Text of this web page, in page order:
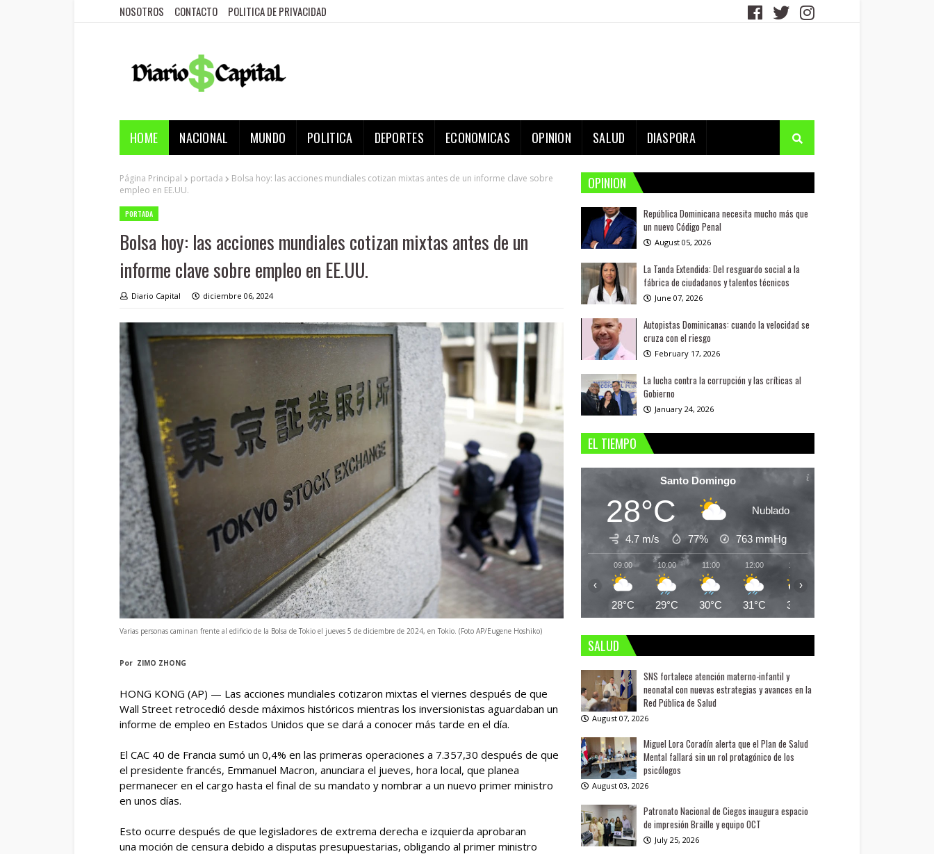
NOSOTROS CONTACTO POLITICA DE PRIVACIDAD
HOME NACIONAL MUNDO POLITICA DEPORTES ECONOMICAS OPINION SALUD DIASPORA
Página Principal portada
Bolsa hoy: las acciones mundiales cotizan mixtas antes de un informe clave sobre
empleo en EE.UU.
PORTADA
Bolsa hoy: las acciones mundiales cotizan mixtas antes de un
informe clave sobre empleo en EE.UU.
Diario Capital diciembre 06, 2024
Varias personas caminan frente al edificio de la Bolsa de Tokio el jueves 5 de diciembre de 2024, en Tokio. (Foto AP/Eugene Hoshiko)
Por ZIMO ZHONG
HONG KONG (AP) — Las acciones mundiales cotizaron mixtas el viernes después de que
Wall Street retrocedió desde máximos históricos mientras los inversionistas aguardaban un
informe de empleo en Estados Unidos que se dará a conocer más tarde en el día.
El CAC 40 de Francia sumó un 0,4% en las primeras operaciones a 7.357,30 después de que
el presidente francés, Emmanuel Macron, anunciara el jueves, hora local, que planea
permanecer en el cargo hasta el final de su mandato y nombrar a un nuevo primer ministro
en unos días.
Esto ocurre después de que legisladores de extrema derecha e izquierda aprobaran
una moción de censura debido a disputas presupuestarias, obligando al primer ministro
OPINION
República Dominicana necesita mucho más que
un nuevo Código Penal
August 05, 2026
La Tanda Extendida: Del resguardo social a la
fábrica de ciudadanos y talentos técnicos
June 07, 2026
Autopistas Dominicanas: cuando la velocidad se
cruza con el riesgo
February 17, 2026
La lucha contra la corrupción y las críticas al
Gobierno
January 24, 2026
EL TIEMPO
Santo Domingo
28°C Nublado
4.7 m/s 77% 763 mmHg
09:00
28°C
10:00
29°C
11:00
30°C
12:00
31°C
13:00
30°C
‹ ›
SALUD
SNS fortalece atención materno-infantil y
neonatal con nuevas estrategias y avances en la
Red Pública de Salud
August 07, 2026
Miguel Lora Coradín alerta que el Plan de Salud
Mental fallará sin un rol protagónico de los
psicólogos
August 03, 2026
Patronato Nacional de Ciegos inaugura espacio
de impresión Braille y equipo OCT
July 25, 2026